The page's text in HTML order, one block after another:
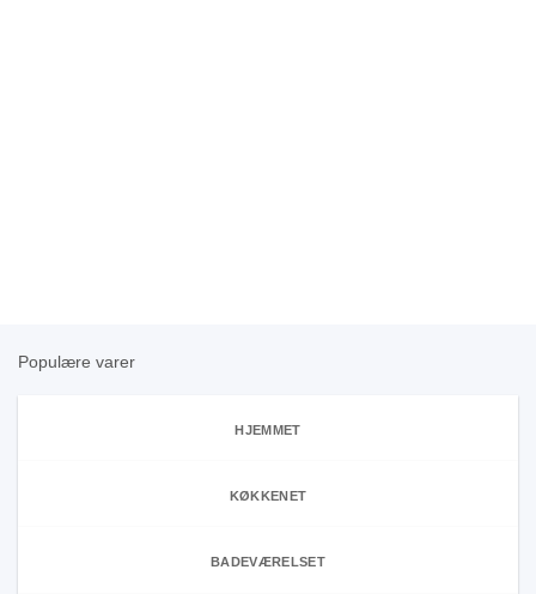
Populære varer
HJEMMET
KØKKENET
BADEVÆRELSET